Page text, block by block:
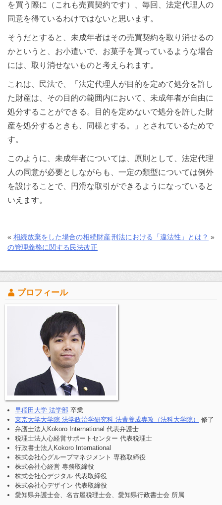
を買う際に（これも売買契約です）、毎回、法定代理人の
同意を得ているわけではないと思います。
そうだとすると、未成年者はその売買契約を取り消せるの
かというと、お小遣いで、お菓子を買っているような場合
には、取り消せないものと考えられます。
これは、民法で、「法定代理人が目的を定めて処分を許し
た財産は、その目的の範囲内において、未成年者が自由に
処分することができる。目的を定めないで処分を許した財
産を処分するときも、同様とする。」とされているためで
す。
このように、未成年者については、原則として、法定代理
人の同意が必要としながらも、一定の類型については例外
を設けることで、円滑な取引ができるようになっていると
いえます。
« 相続放棄をした場合の相続財産
の管理義務に関する民法改正
刑法における「違法性」とは？ »
プロフィール
早稲田大学 法学部 卒業
東京大学大学院 法学政治学研究科 法曹養成専攻（法科大学院）
修了
弁護士法人Kokoro International 代表弁護士
税理士法人心経営サポートセンター 代表税理士
行政書士法人Kokoro International
株式会社心グループマネジメント 専務取締役
株式会社心経営 専務取締役
株式会社心デジタル 代表取締役
株式会社心デザイン 代表取締役
愛知県弁護士会、名古屋税理士会、愛知県行政書士会 所属